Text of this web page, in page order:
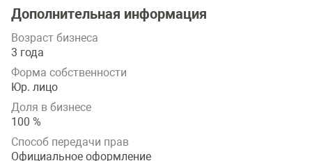
Дополнительная информация
Возраст бизнеса
3 года
Форма собственности
Юр. лицо
Доля в бизнесе
100 %
Способ передачи прав
Официальное оформление